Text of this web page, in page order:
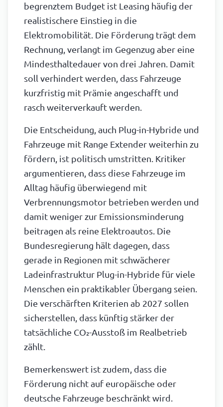
begrenztem Budget ist Leasing häufig der
realistischere Einstieg in die
Elektromobilität. Die Förderung trägt dem
Rechnung, verlangt im Gegenzug aber eine
Mindesthaltedauer von drei Jahren. Damit
soll verhindert werden, dass Fahrzeuge
kurzfristig mit Prämie angeschafft und
rasch weiterverkauft werden.
Die Entscheidung, auch Plug-in-Hybride und
Fahrzeuge mit Range Extender weiterhin zu
fördern, ist politisch umstritten. Kritiker
argumentieren, dass diese Fahrzeuge im
Alltag häufig überwiegend mit
Verbrennungsmotor betrieben werden und
damit weniger zur Emissionsminderung
beitragen als reine Elektroautos. Die
Bundesregierung hält dagegen, dass
gerade in Regionen mit schwächerer
Ladeinfrastruktur Plug-in-Hybride für viele
Menschen ein praktikabler Übergang seien.
Die verschärften Kriterien ab 2027 sollen
sicherstellen, dass künftig stärker der
tatsächliche CO₂-Ausstoß im Realbetrieb
zählt.
Bemerkenswert ist zudem, dass die
Förderung nicht auf europäische oder
deutsche Fahrzeuge beschränkt wird.